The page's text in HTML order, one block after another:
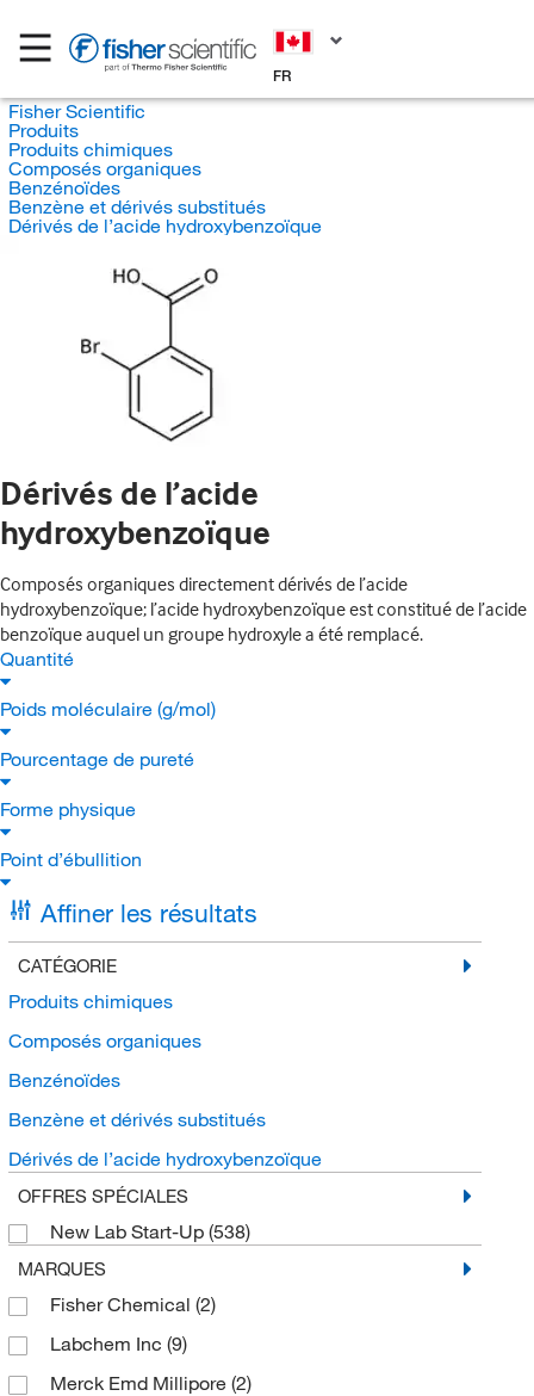
FR
Fisher Scientific
Produits
Produits chimiques
Composés organiques
Benzénoïdes
Benzène et dérivés substitués
Dérivés de l’acide hydroxybenzoïque
Dérivés de l’acide
hydroxybenzoïque
Composés organiques directement dérivés de l’acide
hydroxybenzoïque; l’acide hydroxybenzoïque est constitué de l’acide
benzoïque auquel un groupe hydroxyle a été remplacé.
Quantité
Poids moléculaire (g/mol)
Pourcentage de pureté
Forme physique
Point d’ébullition
Affiner les résultats
CATÉGORIE
Produits chimiques
Composés organiques
Benzénoïdes
Benzène et dérivés substitués
Dérivés de l’acide hydroxybenzoïque
OFFRES SPÉCIALES
New Lab Start-Up (538)
MARQUES
Fisher Chemical (2)
Labchem Inc (9)
Merck Emd Millipore (2)